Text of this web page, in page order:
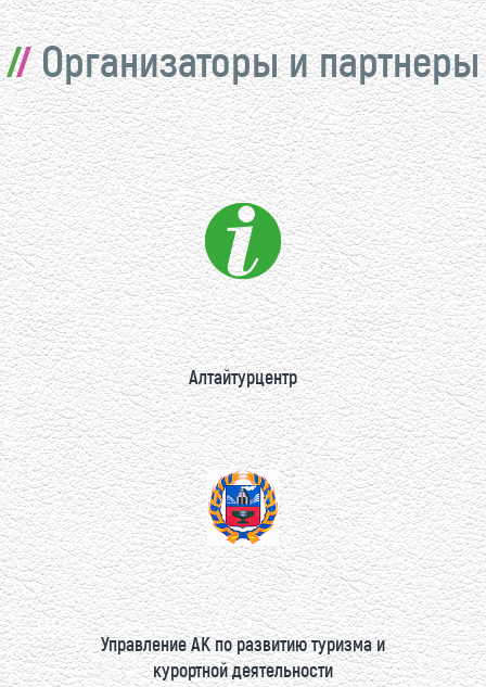
Организаторы и партнеры
Алтайтурцентр
Управление АК по развитию туризма и
курортной деятельности